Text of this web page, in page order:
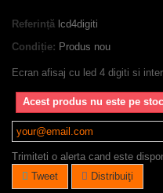
Referință lcd4digiti
Condiție: Produs nou
Ecran afisaj cu led 4 digiti si
Acest produs nu este pe stoc
Trimiteti o alerta cand este
Tweet
Distribuiţi